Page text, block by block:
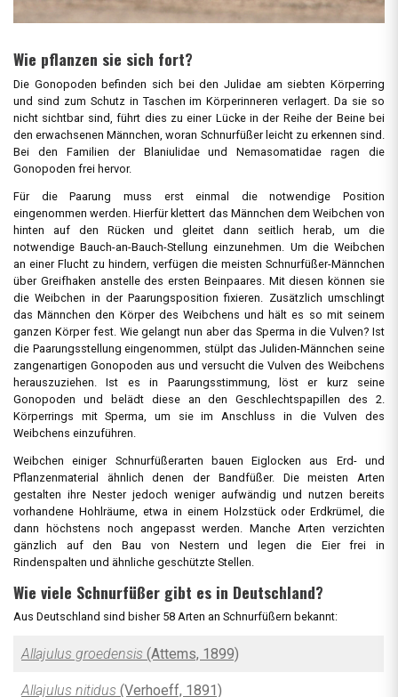
Wie pflanzen sie sich fort?
Die Gonopoden befinden sich bei den Julidae am siebten Körperring
und sind zum Schutz in Taschen im Körperinneren verlagert. Da sie so
nicht sichtbar sind, führt dies zu einer Lücke in der Reihe der Beine bei
den erwachsenen Männchen, woran Schnurfüßer leicht zu erkennen sind.
Bei den Familien der Blaniulidae und Nemasomatidae ragen die
Gonopoden frei hervor.
Für die Paarung muss erst einmal die notwendige Position
eingenommen werden. Hierfür klettert das Männchen dem Weibchen von
hinten auf den Rücken und gleitet dann seitlich herab, um die
notwendige Bauch-an-Bauch-Stellung einzunehmen. Um die Weibchen
an einer Flucht zu hindern, verfügen die meisten Schnurfüßer-Männchen
über Greifhaken anstelle des ersten Beinpaares. Mit diesen können sie
die Weibchen in der Paarungsposition fixieren. Zusätzlich umschlingt
das Männchen den Körper des Weibchens und hält es so mit seinem
ganzen Körper fest. Wie gelangt nun aber das Sperma in die Vulven? Ist
die Paarungsstellung eingenommen, stülpt das Juliden-Männchen seine
zangenartigen Gonopoden aus und versucht die Vulven des Weibchens
herauszuziehen. Ist es in Paarungsstimmung, löst er kurz seine
Gonopoden und belädt diese an den Geschlechtspapillen des 2.
Körperrings mit Sperma, um sie im Anschluss in die Vulven des
Weibchens einzuführen.
Weibchen einiger Schnurfüßerarten bauen Eiglocken aus Erd- und
Pflanzenmaterial ähnlich denen der Bandfüßer. Die meisten Arten
gestalten ihre Nester jedoch weniger aufwändig und nutzen bereits
vorhandene Hohlräume, etwa in einem Holzstück oder Erdkrümel, die
dann höchstens noch angepasst werden. Manche Arten verzichten
gänzlich auf den Bau von Nestern und legen die Eier frei in
Rindenspalten und ähnliche geschützte Stellen.
Wie viele Schnurfüßer gibt es in Deutschland?
Aus Deutschland sind bisher 58 Arten an Schnurfüßern bekannt:
Allajulus groedensis (Attems, 1899)
Allajulus nitidus (Verhoeff, 1891)